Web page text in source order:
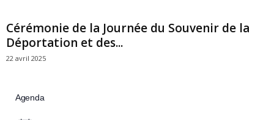
Cérémonie de la Journée du Souvenir de la
Déportation et des...
22 avril 2025
Agenda